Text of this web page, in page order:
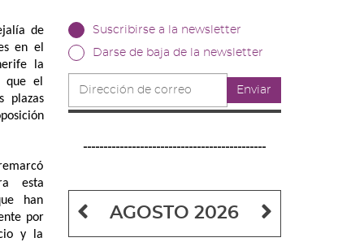
de
en el
la
que el
plazas
esta
han
por
y la
Suscribirse a la newsletter
Darse de baja de la newsletter
de
correo
Enviar
---------------------------------------------
Mes
anterior
Mes
siguiente
AGOSTO 2026